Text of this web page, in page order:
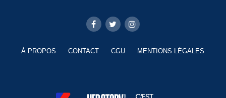
À PROPOS CONTACT CGU MENTIONS LÉGALES